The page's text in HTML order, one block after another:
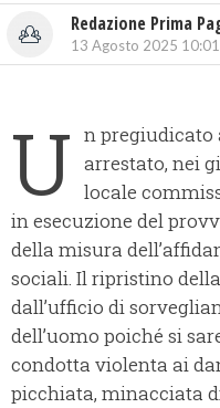
Redazione Prima
13 Agosto 2025 10:01
U n pregiudicato
arrestato, nei
locale
in esecuzione del
della misura
sociali. Il ripristino
dall’ufficio di
dell’uomo poiché si
condotta violenta ai
picchiata, minacciata